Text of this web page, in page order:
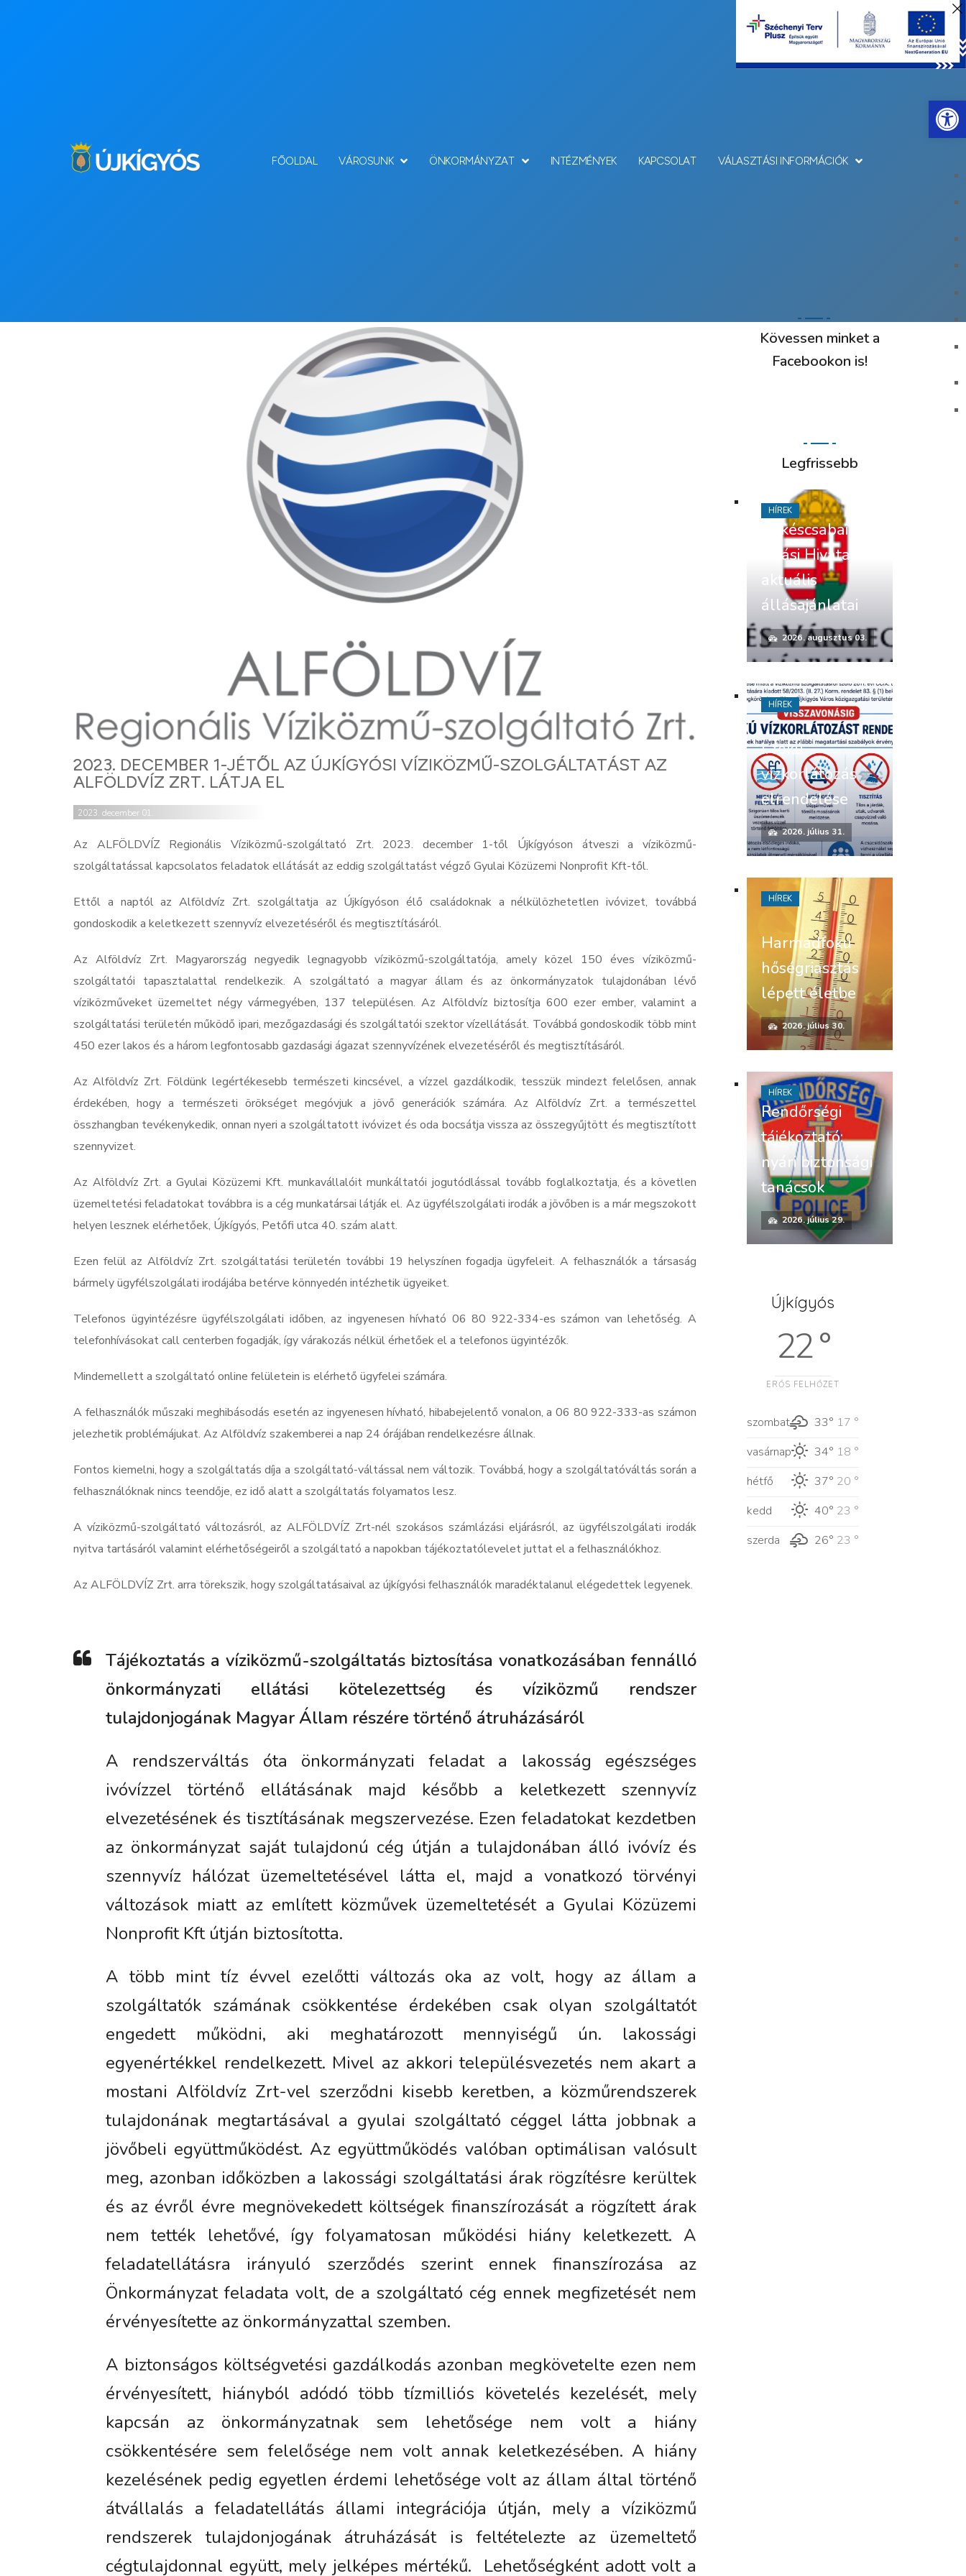
FŐOLDAL VÁROSUNK ÖNKORMÁNYZAT INTÉZMÉNYEK KAPCSOLAT VÁLASZTÁSI INFORMÁCIÓK
2023. DECEMBER 1-JÉTŐL AZ ÚJKÍGYÓSI VÍZIKÖZMŰ-SZOLGÁLTATÁST AZ
ALFÖLDVÍZ ZRT. LÁTJA EL
2023. december 01.
Az ALFÖLDVÍZ Regionális Víziközmű-szolgáltató Zrt. 2023. december 1-től Újkígyóson átveszi a víziközmű-
szolgáltatással kapcsolatos feladatok ellátását az eddig szolgáltatást végző Gyulai Közüzemi Nonprofit Kft-től.
Ettől a naptól az Alföldvíz Zrt. szolgáltatja az Újkígyóson élő családoknak a nélkülözhetetlen ivóvizet, továbbá
gondoskodik a keletkezett szennyvíz elvezetéséről és megtisztításáról.
Az Alföldvíz Zrt. Magyarország negyedik legnagyobb víziközmű-szolgáltatója, amely közel 150 éves víziközmű-
szolgáltatói tapasztalattal rendelkezik. A szolgáltató a magyar állam és az önkormányzatok tulajdonában lévő
víziközműveket üzemeltet négy vármegyében, 137 településen. Az Alföldvíz biztosítja 600 ezer ember, valamint a
szolgáltatási területén működő ipari, mezőgazdasági és szolgáltatói szektor vízellátását. Továbbá gondoskodik több mint
450 ezer lakos és a három legfontosabb gazdasági ágazat szennyvízének elvezetéséről és megtisztításáról.
Az Alföldvíz Zrt. Földünk legértékesebb természeti kincsével, a vízzel gazdálkodik, tesszük mindezt felelősen, annak
érdekében, hogy a természeti örökséget megóvjuk a jövő generációk számára. Az Alföldvíz Zrt. a természettel
összhangban tevékenykedik, onnan nyeri a szolgáltatott ivóvizet és oda bocsátja vissza az összegyűjtött és megtisztított
szennyvizet.
Az Alföldvíz Zrt. a Gyulai Közüzemi Kft. munkavállalóit munkáltatói jogutódlással tovább foglalkoztatja, és a követlen
üzemeltetési feladatokat továbbra is a cég munkatársai látják el. Az ügyfélszolgálati irodák a jövőben is a már megszokott
helyen lesznek elérhetőek, Újkígyós, Petőfi utca 40. szám alatt.
Ezen felül az Alföldvíz Zrt. szolgáltatási területén további 19 helyszínen fogadja ügyfeleit. A felhasználók a társaság
bármely ügyfélszolgálati irodájába betérve könnyedén intézhetik ügyeiket.
Telefonos ügyintézésre ügyfélszolgálati időben, az ingyenesen hívható 06 80 922-334-es számon van lehetőség. A
telefonhívásokat call centerben fogadják, így várakozás nélkül érhetőek el a telefonos ügyintézők.
Mindemellett a szolgáltató online felületein is elérhető ügyfelei számára.
A felhasználók műszaki meghibásodás esetén az ingyenesen hívható, hibabejelentő vonalon, a 06 80 922-333-as számon
jelezhetik problémájukat. Az Alföldvíz szakemberei a nap 24 órájában rendelkezésre állnak.
Fontos kiemelni, hogy a szolgáltatás díja a szolgáltató-váltással nem változik. Továbbá, hogy a szolgáltatóváltás során a
felhasználóknak nincs teendője, ez idő alatt a szolgáltatás folyamatos lesz.
A víziközmű-szolgáltató változásról, az ALFÖLDVÍZ Zrt-nél szokásos számlázási eljárásról, az ügyfélszolgálati irodák
nyitva tartásáról valamint elérhetőségeiről a szolgáltató a napokban tájékoztatólevelet juttat el a felhasználókhoz.
Az ALFÖLDVÍZ Zrt. arra törekszik, hogy szolgáltatásaival az újkígyósi felhasználók maradéktalanul elégedettek legyenek.
Tájékoztatás a víziközmű-szolgáltatás biztosítása vonatkozásában fennálló
önkormányzati ellátási kötelezettség és víziközmű rendszer
tulajdonjogának Magyar Állam részére történő átruházásáról
A rendszerváltás óta önkormányzati feladat a lakosság egészséges
ivóvízzel történő ellátásának majd később a keletkezett szennyvíz
elvezetésének és tisztításának megszervezése. Ezen feladatokat kezdetben
az önkormányzat saját tulajdonú cég útján a tulajdonában álló ivóvíz és
szennyvíz hálózat üzemeltetésével látta el, majd a vonatkozó törvényi
változások miatt az említett közművek üzemeltetését a Gyulai Közüzemi
Nonprofit Kft útján biztosította.
A több mint tíz évvel ezelőtti változás oka az volt, hogy az állam a
szolgáltatók számának csökkentése érdekében csak olyan szolgáltatót
engedett működni, aki meghatározott mennyiségű ún. lakossági
egyenértékkel rendelkezett. Mivel az akkori településvezetés nem akart a
mostani Alföldvíz Zrt-vel szerződni kisebb keretben, a közműrendszerek
tulajdonának megtartásával a gyulai szolgáltató céggel látta jobbnak a
jövőbeli együttműködést. Az együttműködés valóban optimálisan valósult
meg, azonban időközben a lakossági szolgáltatási árak rögzítésre kerültek
és az évről évre megnövekedett költségek finanszírozását a rögzített árak
nem tették lehetővé, így folyamatosan működési hiány keletkezett. A
feladatellátásra irányuló szerződés szerint ennek finanszírozása az
Önkormányzat feladata volt, de a szolgáltató cég ennek megfizetését nem
érvényesítette az önkormányzattal szemben.
A biztonságos költségvetési gazdálkodás azonban megkövetelte ezen nem
érvényesített, hiányból adódó több tízmilliós követelés kezelését, mely
kapcsán az önkormányzatnak sem lehetősége nem volt a hiány
csökkentésére sem felelősége nem volt annak keletkezésében. A hiány
kezelésének pedig egyetlen érdemi lehetősége volt az állam által történő
átvállalás a feladatellátás állami integrációja útján, mely a víziközmű
rendszerek tulajdonjogának átruházását is feltételezte az üzemeltető
cégtulajdonnal együtt, mely jelképes mértékű.
Lehetőségként adott volt a
Kövessen minket a
Facebookon is!
Legfrissebb
Békéscsabai
Járási Hivatal
aktuális
állásajánlatai
2026. augusztus 03.
HÍREK
I. fokú
vízkorlátozás
elrendelése
2026. július 31.
HÍREK
Harmadfokú
hőségriasztás
lépett életbe
2026. július 30.
HÍREK
Rendőrségi
tájékoztató:
nyári biztonsági
tanácsok
2026. július 29.
HÍREK
Újkígyós
22 °
ERŐS FELHŐZET
szombat 33° 17 °
vasárnap
34° 18 °
hétfő
37° 20 °
kedd
40° 23 °
szerda
26° 23 °